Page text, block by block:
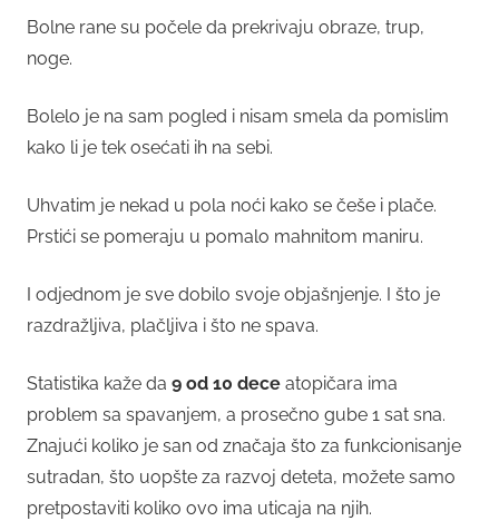
Bolne rane su počele da prekrivaju obraze, trup,
noge.
Bolelo je na sam pogled i nisam smela da pomislim
kako li je tek osećati ih na sebi.
Uhvatim je nekad u pola noći kako se češe i plače.
Prstići se pomeraju u pomalo mahnitom maniru.
I odjednom je sve dobilo svoje objašnjenje. I što je
razdražljiva, plačljiva i što ne spava.
Statistika kaže da 9 od 10 dece atopičara ima
problem sa spavanjem, a prosečno gube 1 sat sna.
Znajući koliko je san od značaja što za funkcionisanje
sutradan, što uopšte za razvoj deteta, možete samo
pretpostaviti koliko ovo ima uticaja na njih.